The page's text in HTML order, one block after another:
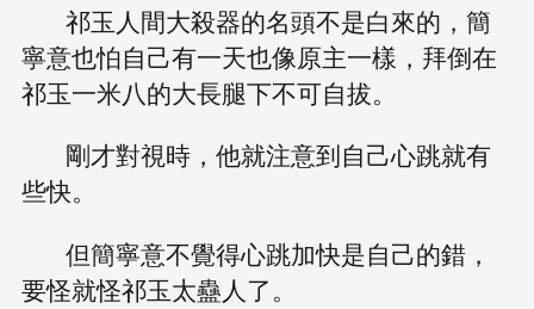
祁玉人間大殺器的名頭不是白來的，簡
寧意也怕自己有一天也像原主一樣，拜倒在
祁玉一米八的大長腿下不可自拔。
剛才對視時，他就注意到自己心跳就有
些快。
但簡寧意不覺得心跳加快是自己的錯，
要怪就怪祁玉太蠱人了。